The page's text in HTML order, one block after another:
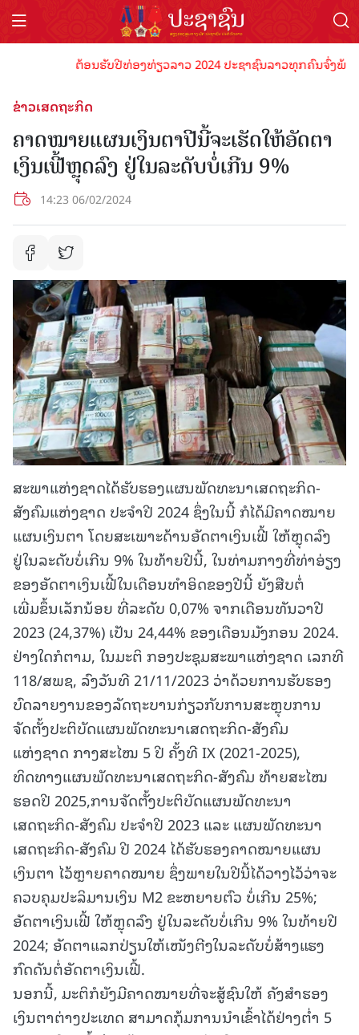
ຕ້ອນຮັບປີທ່ອງທ່ຽວລາວ 2024 ປະຊາຊົນລາວທຸກຄົນຈົ່ງພ້ອ
ຂ່າວເສດຖະກິດ
ຄາດໝາຍແຜນເງິນຕາປີນີ້ຈະເຮັດໃຫ້ອັດຕາ
ເງິນເຟີ້ຫຼຸດລົງ ຢູ່ໃນລະດັບບໍ່ເກີນ 9%
14:23 06/02/2024
ສະພາແຫ່ງຊາດໄດ້ຮັບຮອງແຜນພັດທະນາເສດຖະກິດ-
ສັງຄົມແຫ່ງຊາດ ປະຈໍາປີ 2024 ຊຶ່ງໃນນີ້ ກໍໄດ້ມີຄາດໝາຍ
ແຜນເງິນຕາ ໂດຍສະເພາະດ້ານອັດຕາເງິນເຟີ້ ໃຫ້ຫຼຸດລົງ
ຢູ່ໃນລະດັບບໍ່ເກີນ 9% ໃນທ້າຍປີນີ້, ໃນທ່າມກາງທີ່ທ່າອ່ຽງ
ຂອງອັດຕາເງິນເຟີ້ໃນເດືອນທໍາອິດຂອງປີນີ້ ຍັງສືບຕໍ່
ເພີ່ມຂຶ້ນເລັກນ້ອຍ ທີ່ລະດັບ 0,07% ຈາກເດືອນທັນວາປີ
2023 (24,37%) ເປັນ 24,44% ຂອງເດືອນມັງກອນ 2024.
ຢ່າງໃດກໍຕາມ, ໃນມະຕິ ກອງປະຊຸມສະພາແຫ່ງຊາດ ເລກທີ
118/ສພຊ, ລົງວັນທີ 21/11/2023 ວ່າດ້ວຍການຮັບຮອງ
ບົດລາຍງານຂອງລັດຖະບານກ່ຽວກັບການສະຫຼຸບການ
ຈັດຕັ້ງປະຕິບັດແຜນພັດທະນາເສດຖະກິດ-ສັງຄົມ
ແຫ່ງຊາດ ກາງສະໄໝ 5 ປີ ຄັ້ງທີ IX (2021-2025),
ທິດທາງແຜນພັດທະນາເສດຖະກິດ-ສັງຄົມ ທ້າຍສະໄໝ
ຮອດປີ 2025,ການຈັດຕັ້ງປະຕິບັດແຜນພັດທະນາ
ເສດຖະກິດ-ສັງຄົມ ປະຈໍາປີ 2023 ແລະ ແຜນພັດທະນາ
ເສດຖະກິດ-ສັງຄົມ ປີ 2024 ໄດ້ຮັບຮອງຄາດໝາຍແຜນ
ເງິນຕາ ໄວ້ຫຼາຍຄາດໝາຍ ຊຶ່ງພາຍໃນປີນີ້ໄດ້ວາງໄວ້ວ່າຈະ
ຄວບຄຸມປະລິມານເງິນ M2 ຂະຫຍາຍຕົວ ບໍ່ເກີນ 25%;
ອັດຕາເງິນເຟີ້ ໃຫ້ຫຼຸດລົງ ຢູ່ໃນລະດັບບໍ່ເກີນ 9% ໃນທ້າຍປີ
2024; ອັດຕາແລກປ່ຽນໃຫ້ເໜັງຕີງໃນລະດັບບໍ່ສ້າງແຮງ
ກົດດັນຕໍ່ອັດຕາເງິນເຟີ້.
ນອກນີ້, ມະຕິກໍຍັງມີຄາດໝາຍທີ່ຈະສູ້ຊົນໃຫ້ ຄັງສໍາຮອງ
ເງິນຕາຕ່າງປະເທດ ສາມາດກຸ້ມການນໍາເຂົ້າໄດ້ຢ່າງຕໍ່າ 5